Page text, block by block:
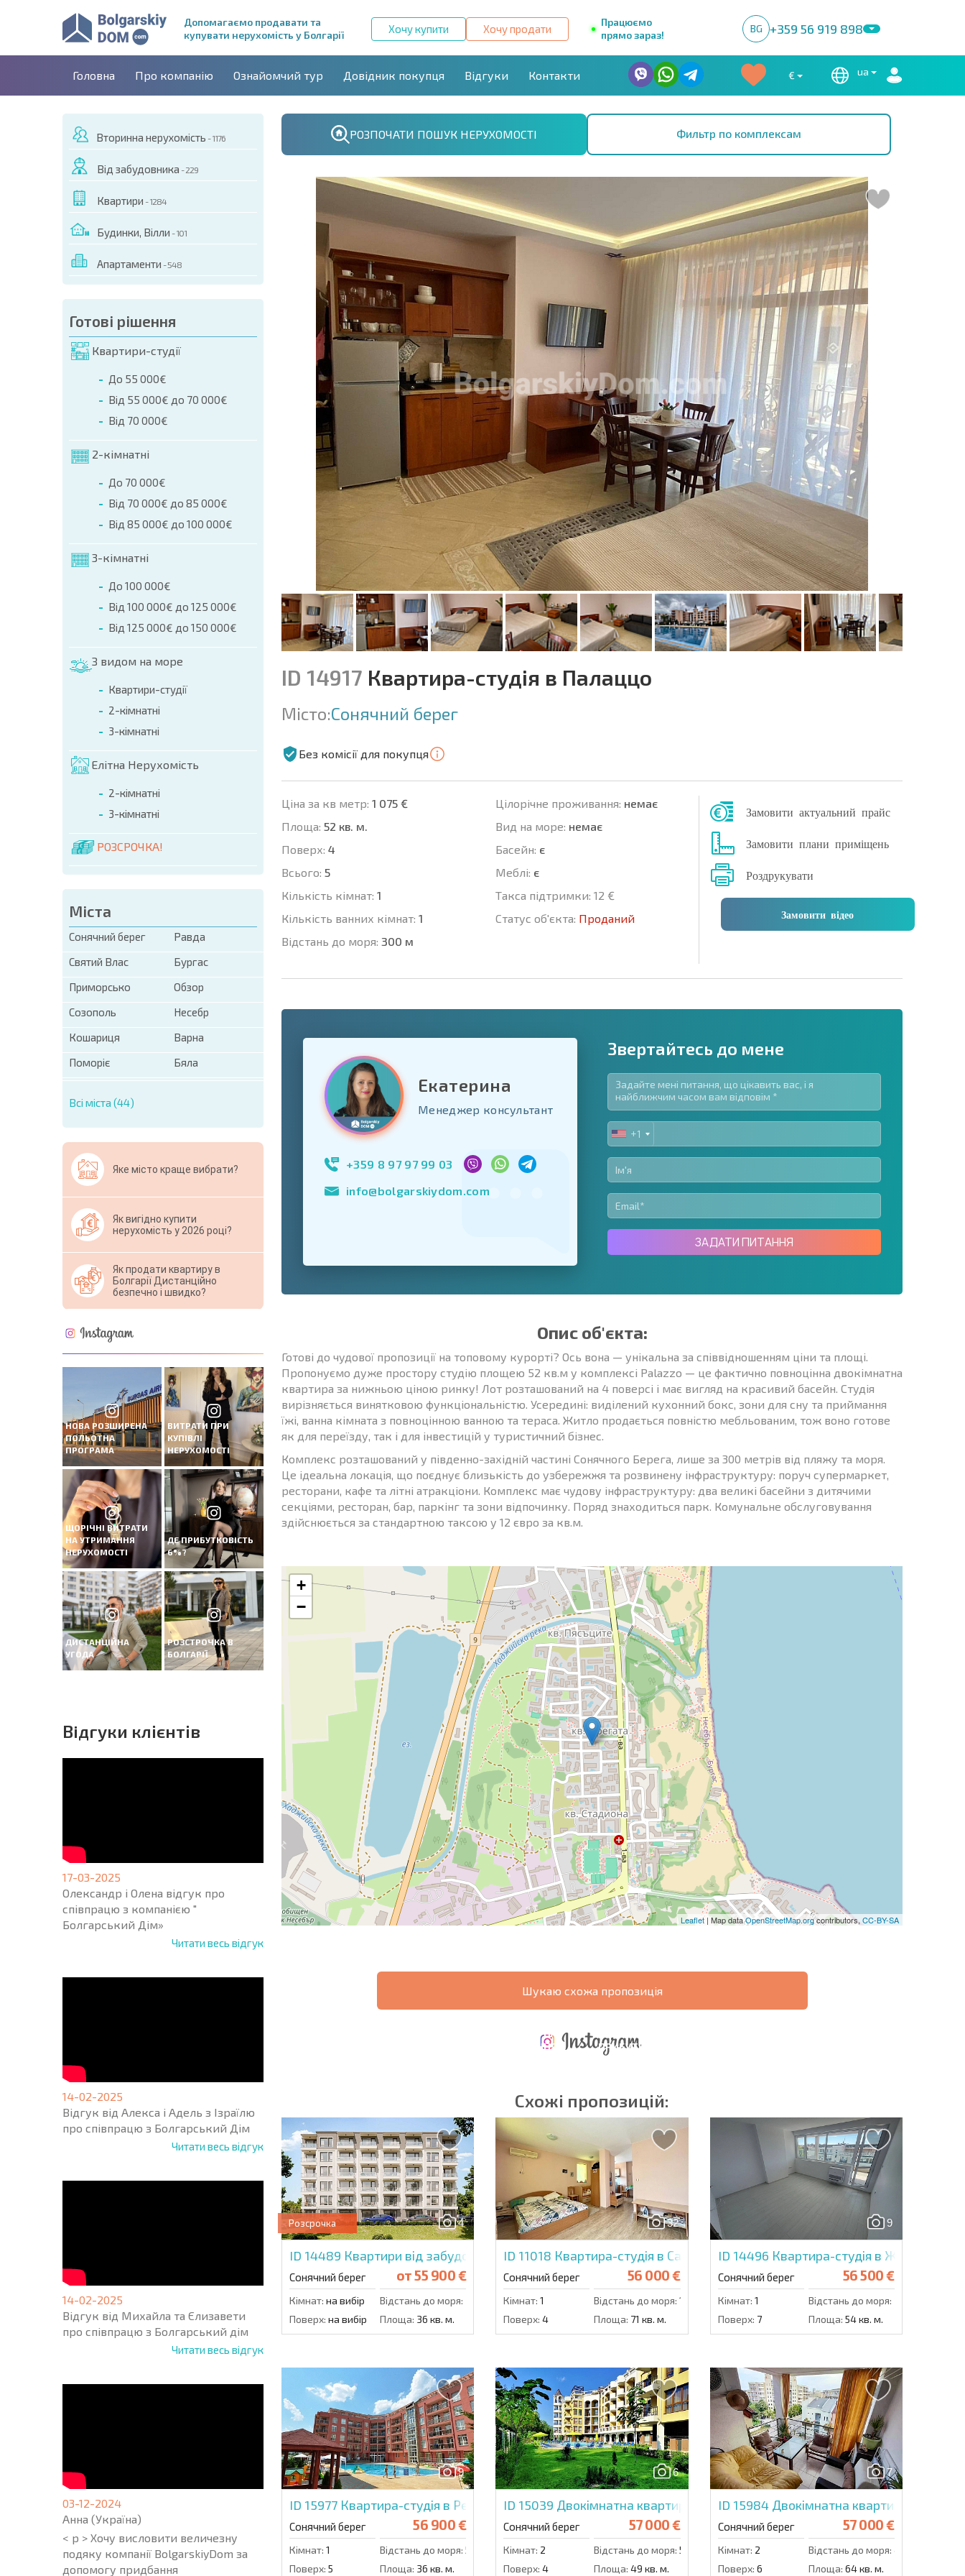
Допомагаємо продавати та
купувати нерухомість у Болгарії
Хочу купити Хочу продати
Працюємо
прямо зараз!
BG +359 56 919 898
Головна Про компанію Ознайомчий тур Довідник покупця Відгуки Контакти € ua
Вторинна нерухомість - 1176
Від забудовника - 229
Квартири - 1284
Будинки, Вілли - 101
Апартаменти - 548
Готові рішення
Квартири-студії
До 55 000€
Від 55 000€ до 70 000€
Від 70 000€
2-кімнатні
До 70 000€
Від 70 000€ до 85 000€
Від 85 000€ до 100 000€
3-кімнатні
До 100 000€
Від 100 000€ до 125 000€
Від 125 000€ до 150 000€
З видом на море
Квартири-студії
2-кімнатні
3-кімнатні
Елітна Нерухомість
2-кімнатні
3-кімнатні
РОЗСРОЧКА!
Міста
Сонячний берег
Равда
Святий Влас
Бургас
Приморсько
Обзор
Созополь
Несебр
Кошариця
Варна
Поморіє
Бяла
Всі міста (44)
Яке місто краще вибрати?
Як вигідно купити
нерухомість у 2026 році?
Як продати квартиру в
Болгарії Дистанційно
безпечно і швидко?
НОВА РОЗШИРЕНА
ПОЛЬОТНА
ПРОГРАМА
ВИТРАТИ ПРИ
КУПІВЛІ
НЕРУХОМОСТІ
ЩОРІЧНІ ВИТРАТИ
НА УТРИМАННЯ
НЕРУХОМОСТІ
ДЕ ПРИБУТКОВІСТЬ
6%?
ДИСТАНЦІЙНА
УГОДА
РОЗСТРОЧКА В
БОЛГАРІЇ
Вiдгуки клієнтів
17-03-2025
Олександр і Олена відгук про
співпрацю з компанією "
Болгарський Дім»
Читати весь відгук
14-02-2025
Відгук від Алекса і Адель з Ізраїлю
про співпрацю з Болгарський Дім
Читати весь відгук
14-02-2025
Відгук від Михайла та Єлизавети
про співпрацю з Болгарський дім
Читати весь відгук
03-12-2024
Анна (Україна)
< p > Хочу висловити величезну
подяку компанії BolgarskiyDom за
допомогу придбання
РОЗПОЧАТИ ПОШУК НЕРУХОМОСТІ Фильтр по комплексам
ЦЬОГО ОБ'ЄКТА
(Ім'я, E-mail, Телефон)
+359 8 9797 99 03
ID 14917 Квартира-студія в Палаццо
Місто:Сонячний берег
Без комісії для покупця
Ціна за кв метр: 1 075 €
Площа: 52 кв. м.
Поверх: 4
Всього: 5
Кількість кімнат: 1
Кількість ванних кімнат: 1
Відстань до моря: 300 м
Цілорічне проживання: немає
Вид на море: немає
Баcейн: є
Меблі: є
Такса підтримки: 12 €
Статус об'єкта: Проданий
Замовити актуальний прайс
Замовити плани приміщень
Роздрукувати
Замовити відео
United
+1
* Поля обов'язкові для заповнення
Свернуть форму
Підписатися на розсилку | Натискаючи кнопку, ви дозволяєте
використання своїх даних.
Надіслати повідомлення
Екатерина
Менеджер консультант
+359 8 97 97 99 03
info@bolgarskiydom.com
Звертайтесь до мене
UNITED
STATES
+1
+1
ЗАДАТИ ПИТАННЯ
Опис об'єкта:
Готові до чудової пропозиції на топовому курорті? Ось вона — унікальна за співвідношенням ціни та площі.
Пропонуємо дуже простору студію площею 52 кв.м у комплексі Palazzo — це фактично повноцінна двокімнатна
квартира за нижньою ціною ринку! Лот розташований на 4 поверсі і має вигляд на красивий басейн. Студія
вирізняється винятковою функціональністю. Усередині: виділений кухонний бокс, зони для сну та приймання
їжі, ванна кімната з повноцінною ванною та тераса. Житло продається повністю мебльованим, тож воно готове
як для переїзду, так і для інвестицій у туристичний бізнес.
Комплекс розташований у південно-західній частині Сонячного Берега, лише за 300 метрів від пляжу та моря.
Це ідеальна локація, що поєднує близькість до узбережжя та розвинену інфраструктуру: поруч супермаркет,
ресторани, кафе та літні атракціони. Комплекс має чудову інфраструктуру: два великі басейни з дитячими
секціями, ресторан, бар, паркінг та зони відпочинку. Поряд знаходиться парк. Комунальне обслуговування
здійснюється за стандартною таксою у 12 євро за кв.м.
+
−
Leaflet| Map dataOpenStreetMap.orgcontributors,CC-BY-SA
Шукаю схожа пропозиція
* Поля обов'язкові для заповнення
Підписатися на розсилку | Натискаючи кнопку, ви дозволяєте
використання своїх даних.
Надіслати повідомлення
ВИТРАТИ НА
УТРИМАННЯ
ПРИБУТКОВІСТЬ
Схожі пропозицій:
4
Розсрочка
ID 14489 Квартири від забудовника в Ля Мер Хоум
Сонячний берег от55 900 €
Кімнат: на вибір Відстань до моря:
Поверх: на вибір Площа: 36 кв. м.
32
ID 11018 Квартира-студія в Санні Дей 3
Сонячний берег 56 000 €
Кімнат: 1 Відстань до моря: 1000 м.
Поверх: 4 Площа: 71 кв. м.
9
ID 14496 Квартира-студія в Ж'адор
Сонячний берег 56 500 €
Кімнат: 1 Відстань до моря:
Поверх: 7 Площа: 54 кв. м.
9
ID 15977 Квартира-студія в Рейнбоу 2
Сонячний берег 56 900 €
Кімнат: 1 Відстань до моря: 500 м.
Поверх: 5 Площа: 36 кв. м.
6
ID 15039 Двокімнатна квартира в Діамант Палас
Сонячний берег 57 000 €
Кімнат: 2 Відстань до моря: 500 м.
Поверх: 4 Площа: 49 кв. м.
7
ID 15984 Двокімнатна квартира в Вілла
Сонячний берег 57 000 €
Кімнат: 2 Відстань до моря: 400 м.
Поверх: 6 Площа: 64 кв. м.